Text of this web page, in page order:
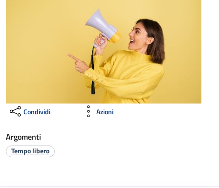
Condividi Azioni
Argomenti
Tempo libero